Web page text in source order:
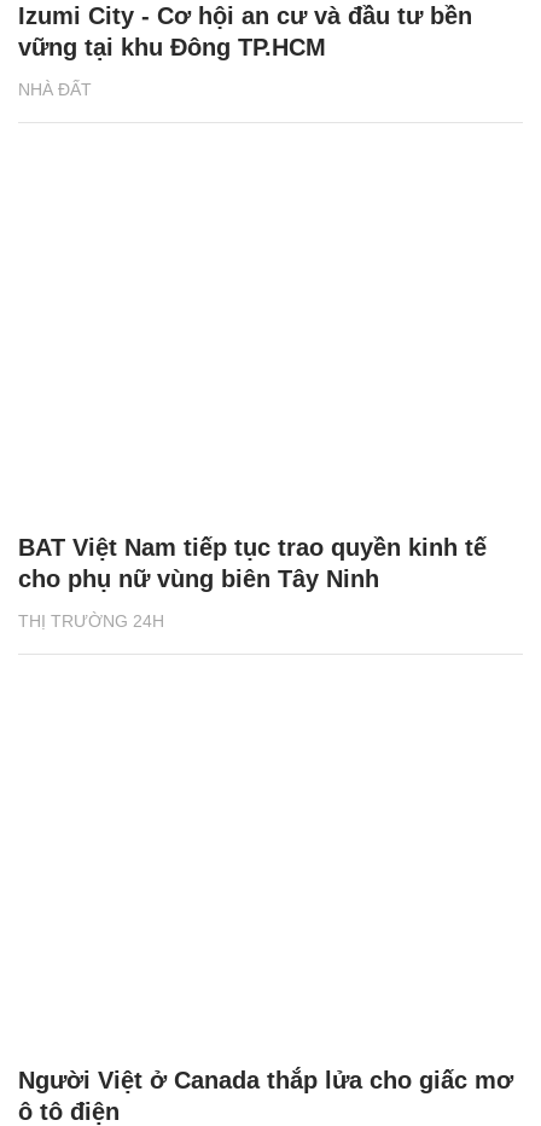
NHÀ ĐẤT
Izumi City - Cơ hội an cư và đầu tư bền
vững tại khu Đông TP.HCM
THỊ TRƯỜNG 24H
BAT Việt Nam tiếp tục trao quyền kinh tế
cho phụ nữ vùng biên Tây Ninh
Người Việt ở Canada thắp lửa cho giấc mơ
ô tô điện